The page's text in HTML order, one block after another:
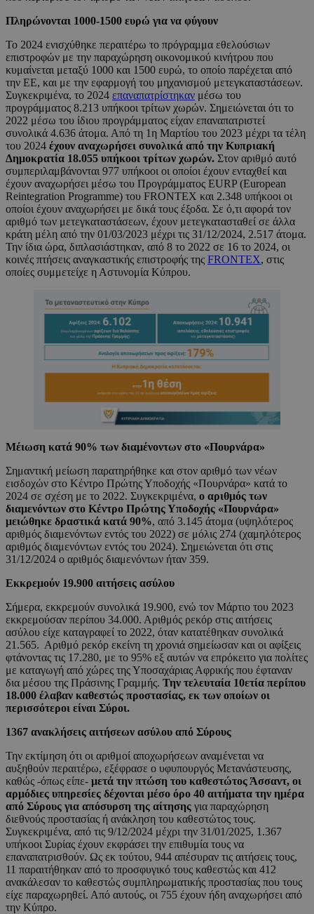
Πληρώνονται 1000-1500 ευρώ για να φύγουν
Το 2024 ενισχύθηκε περαιτέρω το πρόγραμμα εθελούσιων
επιστροφών με την παραχώρηση οικονομικού κινήτρου που
κυμαίνεται μεταξύ 1000 και 1500 ευρώ, το οποίο παρέχεται από
την ΕΕ, και με την εφαρμογή του μηχανισμού μετεγκαταστάσεων.
Συγκεκριμένα, το 2024 επαναπατρίστηκαν μέσω του
προγράμματος 8.213 υπήκοοι τρίτων χωρών. Σημειώνεται ότι το
2022 μέσω του ίδιου προγράμματος είχαν επαναπατριστεί
συνολικά 4.636 άτομα. Από τη 1η Μαρτίου του 2023 μέχρι τα τέλη
του 2024 έχουν αναχωρήσει συνολικά από την Κυπριακή
Δημοκρατία 18.055 υπήκοοι τρίτων χωρών. Στον αριθμό αυτό
συμπεριλαμβάνονται 977 υπήκοοι οι οποίοι έχουν ενταχθεί και
έχουν αναχωρήσει μέσω του Προγράμματος EURP (European
Reintegration Programme) του FRONTEX και 2.348 υπήκοοι οι
οποίοι έχουν αναχωρήσει με δικά τους έξοδα. Σε ό,τι αφορά τον
αριθμό των μετεγκαταστάσεων, έχουν μετεγκατασταθεί σε άλλα
κράτη μέλη από την 01/03/2023 μέχρι τις 31/12/2024, 2.517 άτομα.
Την ίδια ώρα, διπλασιάστηκαν, από 8 το 2022 σε 16 το 2024, οι
κοινές πτήσεις αναγκαστικής επιστροφής της FRONTEX, στις
οποίες συμμετείχε η Αστυνομία Κύπρου.
Μέιωση κατά 90% των διαμένοντων στο «Πουρνάρα»
Σημαντική μείωση παρατηρήθηκε και στον αριθμό των νέων
εισδοχών στο Κέντρο Πρώτης Υποδοχής «Πουρνάρα» κατά το
2024 σε σχέση με το 2022. Συγκεκριμένα, ο αριθμός των
διαμενόντων στο Κέντρο Πρώτης Υποδοχής «Πουρνάρα»
μειώθηκε δραστικά κατά 90%, από 3.145 άτομα (υψηλότερος
αριθμός διαμενόντων εντός του 2022) σε μόλις 274 (χαμηλότερος
αριθμός διαμενόντων εντός του 2024). Σημειώνεται ότι στις
31/12/2024 ο αριθμός διαμενόντων ήταν 359.
Εκκρεμούν 19.900 αιτήσεις ασύλου
Σήμερα, εκκρεμούν συνολικά 19.900, ενώ τον Μάρτιο του 2023
εκκρεμούσαν περίπου 34.000. Αριθμός ρεκόρ στις αιτήσεις
ασύλου είχε καταγραφεί το 2022, όταν κατατέθηκαν συνολικά
21.565. Αριθμό ρεκόρ εκείνη τη χρονιά σημείωσαν και οι αφίξεις
φτάνοντας τις 17.280, με το 95% εξ αυτών να επρόκειτο για πολίτες
με καταγωγή από χώρες της Υποσαχάριας Αφρικής που έφταναν
δια μέσου της Πράσινης Γραμμής. Την τελευταία 10ετία περίπου
18.000 έλαβαν καθεστώς προστασίας, εκ των οποίων οι
περισσότεροι είναι Σύροι.
1367 ανακλήσεις αιτήσεων ασύλου από Σύρους
Την εκτίμηση ότι οι αριθμοί αποχωρήσεων αναμένεται να
αυξηθούν περαιτέρω, εξέφρασε ο υφυπουργός Μετανάστευσης,
καθώς -όπως είπε- μετά την πτώση του καθεστώτος Άσσαντ, οι
αρμόδιες υπηρεσίες δέχονται μέσο όρο 40 αιτήματα την ημέρα
από Σύρους για απόσυρση της αίτησης για παραχώρηση
διεθνούς προστασίας ή ανάκληση του καθεστώτος τους.
Συγκεκριμένα, από τις 9/12/2024 μέχρι την 31/01/2025, 1.367
υπήκοοι Συρίας έχουν εκφράσει την επιθυμία τους να
επαναπατρισθούν. Ως εκ τούτου, 944 απέσυραν τις αιτήσεις τους,
11 παραιτήθηκαν από το προσφυγικό τους καθεστώς και 412
ανακάλεσαν το καθεστώς συμπληρωματικής προστασίας που τους
είχε παραχωρηθεί. Από αυτούς, οι 755 έχουν ήδη αναχωρήσει από
την Κύπρο.